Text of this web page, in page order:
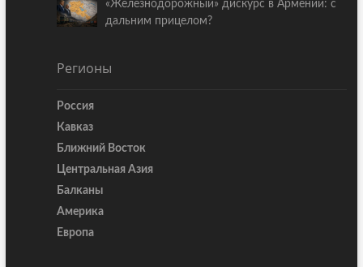
«Железнодорожный» дискурс в Армении: с
дальним прицелом?
Регионы
Россия
Кавказ
Ближний Восток
Центральная Азия
Балканы
Америка
Европа